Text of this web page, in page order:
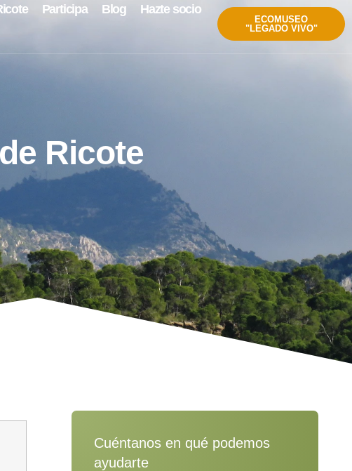
Participa Blog
Hazte socio
ECOMUSEO
"LEGADO VIVO"
Ricote
Cuéntanos en qué podemos
ayudarte